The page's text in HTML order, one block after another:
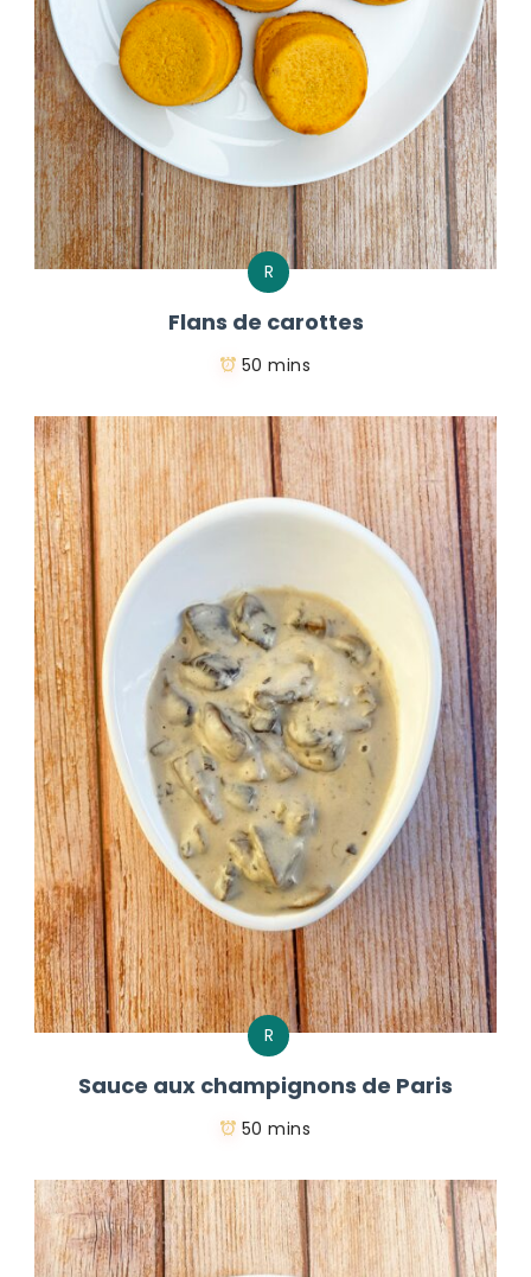
R
Flans de carottes
50 mins
R
Sauce aux champignons de Paris
50 mins